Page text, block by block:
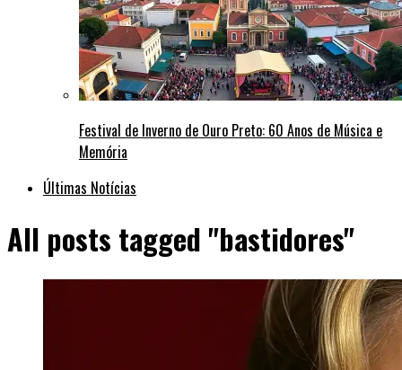
Festival de Inverno de Ouro Preto: 60 Anos de Música e
Memória
Últimas Notícias
All posts tagged "bastidores"